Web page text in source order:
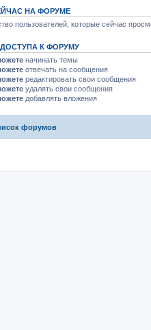
НА ФОРУМЕ
пользователей, которые сейчас
К ФОРУМУ
начинать темы
отвечать на сообщения
редактировать свои сообщения
удалять свои сообщения
добавлять вложения
форумов